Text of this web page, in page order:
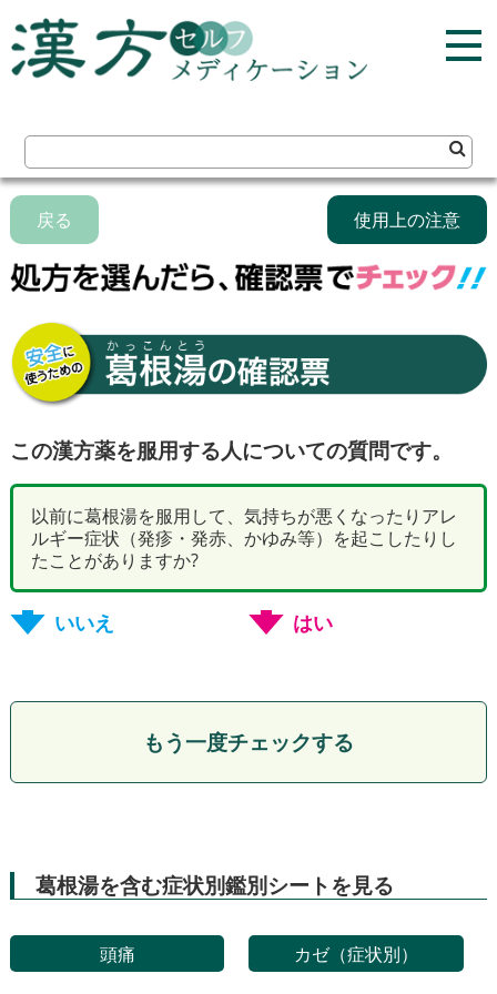
戻る 使用上の注意
この漢方薬を服用する人についての質問です。
以前に葛根湯を服用して、気持ちが悪くなったりアレ
ルギー症状（発疹・発赤、かゆみ等）を起こしたりし
たことがありますか?
いいえ はい
もう一度チェックする
葛根湯を含む症状別鑑別シートを見る
頭痛 カゼ（症状別）